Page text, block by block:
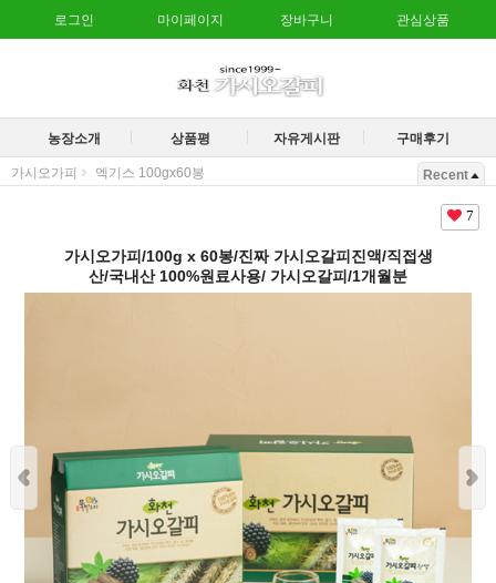
로그인 마이페이지 장바구니 관심상품
농장소개 상품평 자유게시판 구매후기
가시오가피 엑기스 100gx60봉 Recent
7
가시오가피/100g x 60봉/진짜 가시오갈피진액/직접생
산/국내산 100%원료사용/ 가시오갈피/1개월분